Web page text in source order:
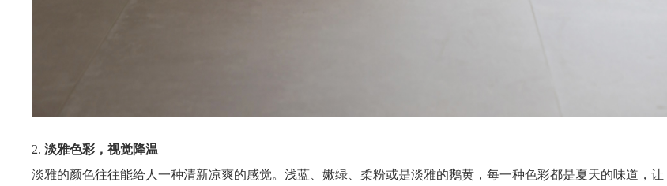
2. 淡雅色彩，视觉降温
淡雅的颜色往往能给人一种清新凉爽的感觉。浅蓝、嫩绿、柔粉或是淡雅的鹅黄，每一种色彩都是夏天的味道，让